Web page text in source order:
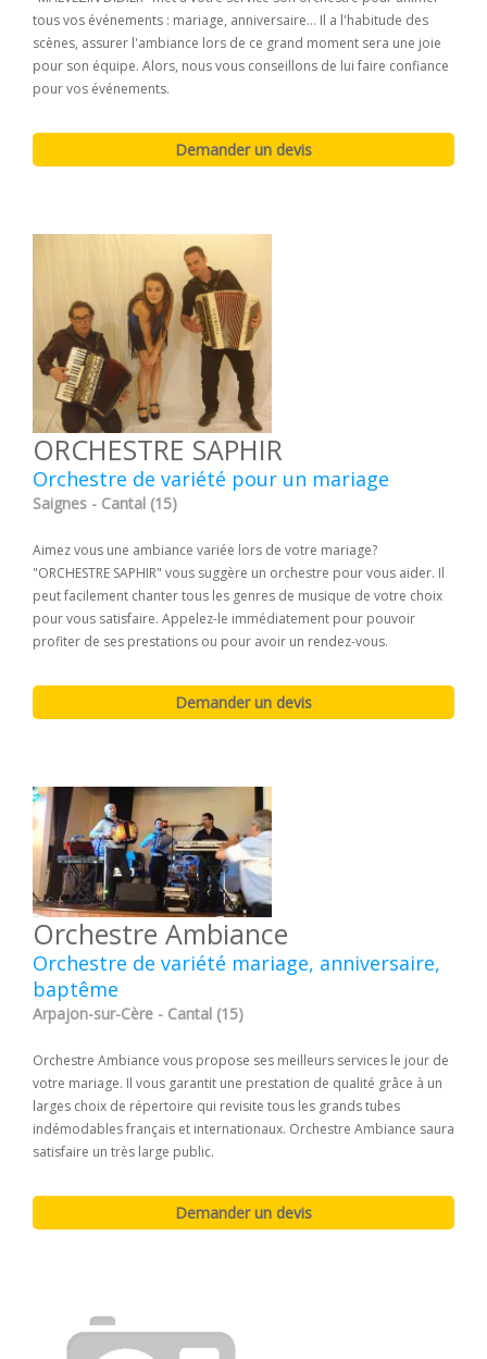
tous vos événements : mariage, anniversaire... Il a l'habitude des
scènes, assurer l'ambiance lors de ce grand moment sera une joie
pour son équipe. Alors, nous vous conseillons de lui faire confiance
pour vos événements.
ORCHESTRE SAPHIR
Orchestre de variété pour un mariage
Saignes - Cantal (15)
Aimez vous une ambiance variée lors de votre mariage?
"ORCHESTRE SAPHIR" vous suggère un orchestre pour vous aider. Il
peut facilement chanter tous les genres de musique de votre choix
pour vous satisfaire. Appelez-le immédiatement pour pouvoir
profiter de ses prestations ou pour avoir un rendez-vous.
Orchestre Ambiance
Orchestre de variété mariage, anniversaire,
baptême
Arpajon-sur-Cère - Cantal (15)
Orchestre Ambiance vous propose ses meilleurs services le jour de
votre mariage. Il vous garantit une prestation de qualité grâce à un
larges choix de répertoire qui revisite tous les grands tubes
indémodables français et internationaux. Orchestre Ambiance saura
satisfaire un très large public.